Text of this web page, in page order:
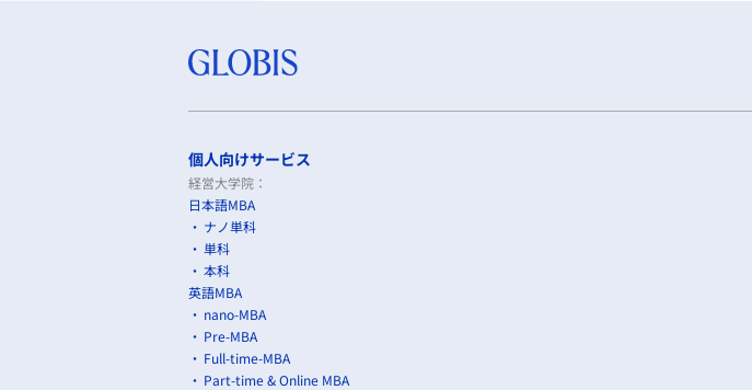
個人向けサービス
経営大学院：
日本語MBA
ナノ単科
単科
本科
英語MBA
nano-MBA
Pre-MBA
Full-time-MBA
Part-time & Online MBA